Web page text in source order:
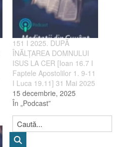
151 I 2025. DUPĂ
ÎNĂLȚAREA DOMNULUI
ISUS LA CER [Ioan 16.7 I
Faptele Apostolilor 1. 9-11
I Luca 19.11] 31 Mai 2025
15 decembrie, 2025
În „Podcast”